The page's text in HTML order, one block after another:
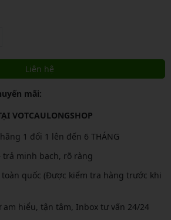
Liên hệ
mãi:
VOTCAULONGSHOP
1 đổi 1 lên đến 6 THÁNG
trả minh bạch, rõ ràng
toàn quốc (Được kiểm tra hàng trước khi
hiểu, tận tâm, Inbox tư vấn 24/24